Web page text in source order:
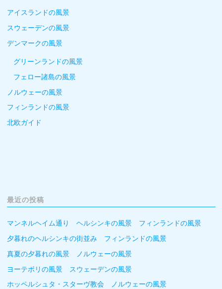
アイスランドの風景
スウェーデンの風景
デンマークの風景
グリーンランドの風景
フェロー諸島の風景
ノルウェーの風景
フィンランドの風景
北欧ガイド
最近の投稿
マンネルヘイム通り ヘルシンキの風景 フィンランドの風景
夕暮れのヘルシンキの街並み フィンランドの風景
真夏の夕暮れの風景 ノルウェーの風景
ヨーテボリの風景 スウェーデンの風景
ホッペルシュタ・スターヴ教会 ノルウェーの風景